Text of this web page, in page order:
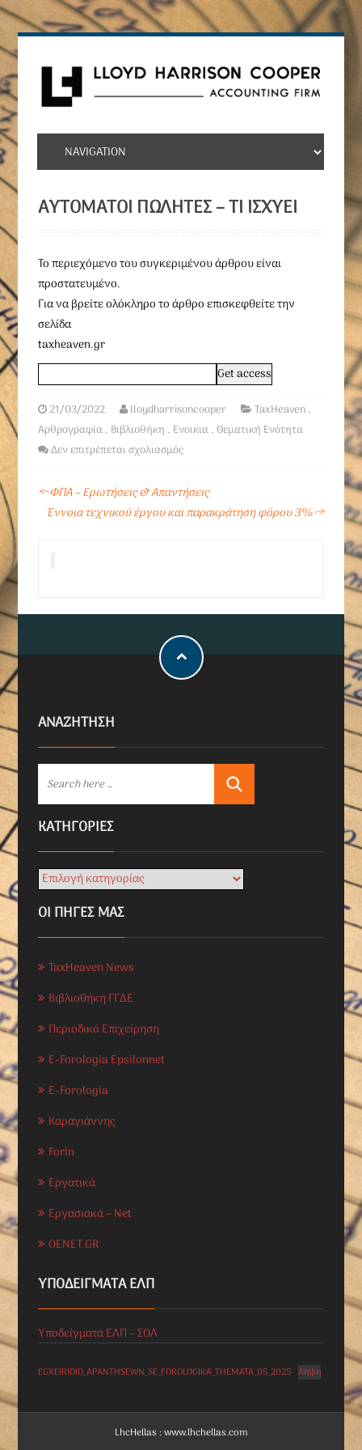
ΑΥΤΌΜΑΤΟΙ ΠΩΛΗΤΈΣ – ΤΙ ΙΣΧΎΕΙ
To περιεχόμενο του συγκεριμένου άρθρου είναι
προστατευμένο.
Για να βρείτε ολόκληρο το άρθρο επισκεφθείτε την
σελίδα
taxheaven.gr
21/03/2022 lloydharrisoncooper TaxHeaven,
Αρθρογραφία, Βιβλιοθήκη , Ενοικια, Θεματική Ενότητα
Δεν επιτρέπεται σχολιασμός
←ΦΠΑ – Ερωτήσεις & Απαντήσεις
Έννοια τεχνικού έργου και παρακράτηση φόρου 3%→
ΑΝΑΖΗΤΗΣΗ
KΑΤΗΓΟΡΊΕΣ
ΟΙ ΠΗΓΕΣ ΜΑΣ
TaxHeaven News
Βιβλιοθήκη ΓΓΔΕ
Περιοδικό Επιχείρηση
E-Forologia Epsilonnet
E-Forologia
Καραγιάννης
Forin
Εργατικά
Εργασιακά – Net
OENET.GR
ΥΠΟΔΕΊΓΜΑΤΑ ΕΛΠ
Υποδείγματα ΕΛΠ – ΣΟΛ
EGXEIRIDIO_APANTHSEWN_SE_FOROLOGIKA_THEMATA_05_2025 Λήψη
LhcHellas : www.lhchellas.com